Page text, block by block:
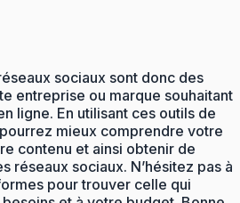
sociaux sont donc des
entreprise ou marque souhaitant
ligne. En utilisant ces outils de
mieux comprendre votre
contenu et ainsi obtenir de
réseaux sociaux. N’hésitez pas à
pour trouver celle qui